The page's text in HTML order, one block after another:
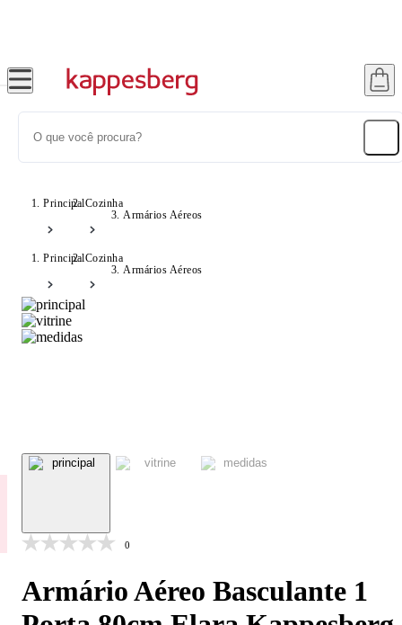
PrincipalCozinha
Armários Aéreos
PrincipalCozinha
Armários Aéreos
0
Armário Aéreo Basculante 1